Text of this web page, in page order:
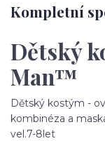
Kompletní
Dětský
Man™
Dětský kostým -
kombinéza a
vel.7-8let